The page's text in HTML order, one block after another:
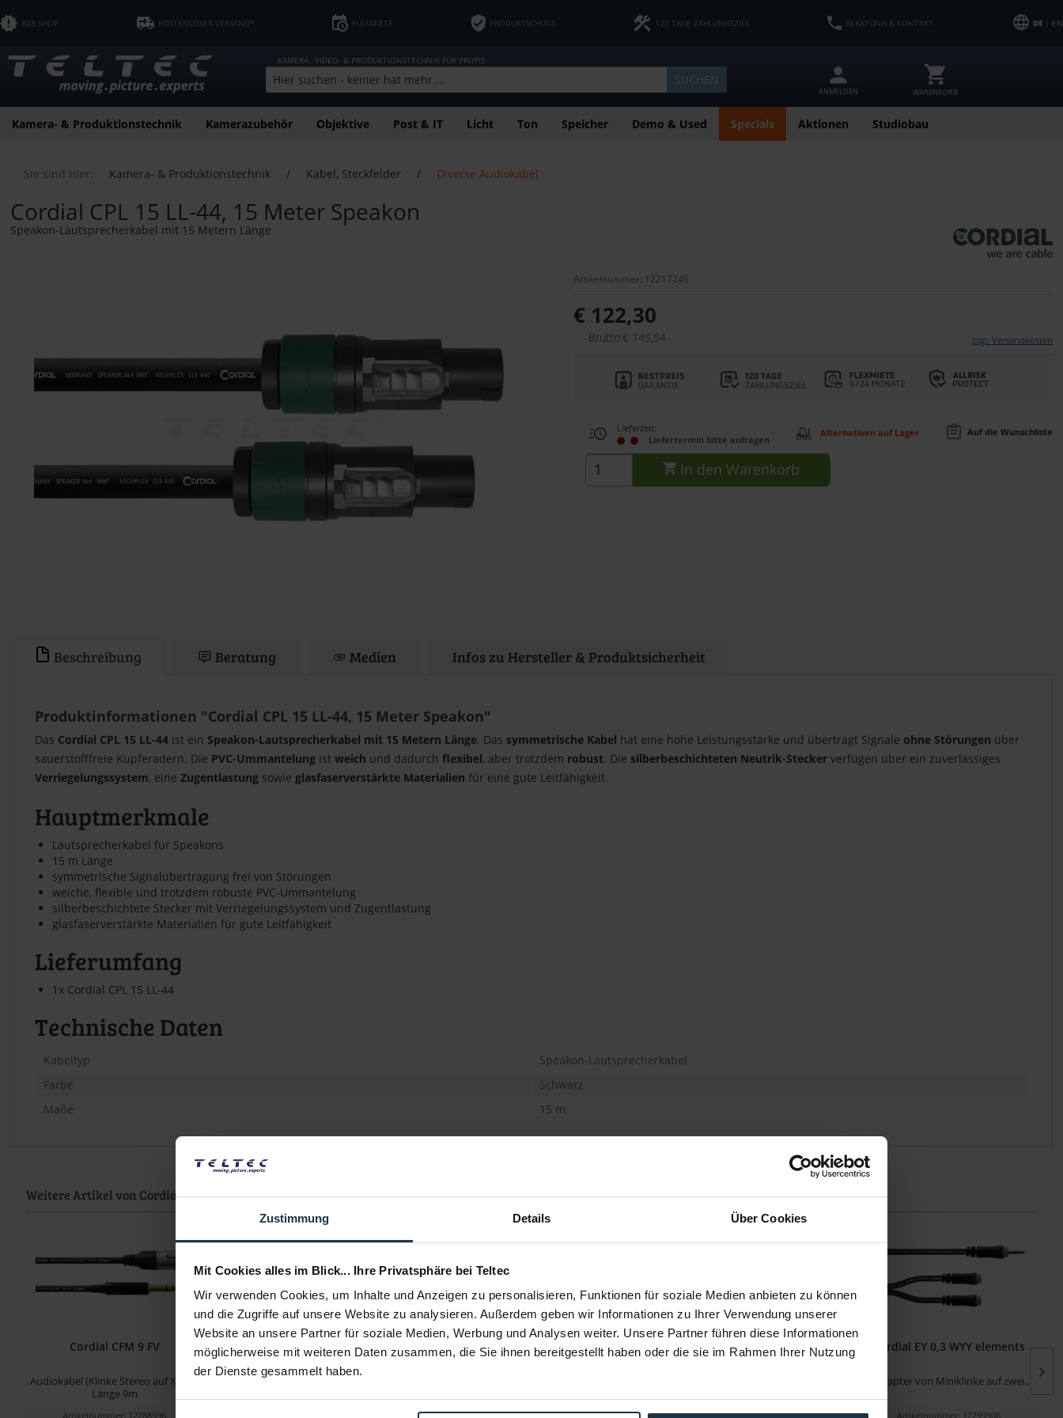
Zustimmung Details Über Cookies
Mit Cookies alles im Blick... Ihre Privatsphäre bei Teltec
Wir verwenden Cookies, um Inhalte und Anzeigen zu personalisieren, Funktionen für soziale Medien anbieten zu können
und die Zugriffe auf unsere Website zu analysieren. Außerdem geben wir Informationen zu Ihrer Verwendung unserer
Website an unsere Partner für soziale Medien, Werbung und Analysen weiter. Unsere Partner führen diese Informationen
möglicherweise mit weiteren Daten zusammen, die Sie ihnen bereitgestellt haben oder die sie im Rahmen Ihrer Nutzung
der Dienste gesammelt haben.
B2B SHOP KOSTENLOSER VERSAND* FLEXMIETE PRODUKTSCHUTZ 120 TAGE ZAHLUNGSZIEL BERATUNG & KONTAKT DE| EN
KAMERA-, VIDEO- & PRODUKTIONSTECHNIK FÜR PROFIS
SUCHEN
ANMELDEN WARENKORB
Kamera- & Produktionstechnik Kamerazubehör Objektive Post & IT Licht Ton Speicher Demo & Used Specials Aktionen Studiobau
Sie sind hier: Kamera- & Produktionstechnik / Kabel, Steckfelder / Diverse Audiokabel
Cordial CPL 15 LL-44, 15 Meter Speakon
Speakon-Lautsprecherkabel mit 15 Metern Länge
Artikelnummer: 12217246
€ 122,30
Brutto:€ 145,54 zzgl. Versandkosten
Lieferzeit:
Liefertermin bitte anfragen
Alternativen auf Lager Auf die Wunschliste
In den Warenkorb
Beschreibung Beratung Medien Infos zu Hersteller & Produktsicherheit
Produktinformationen "Cordial CPL 15 LL-44, 15 Meter Speakon"
Das Cordial CPL 15 LL-44 ist ein Speakon-Lautsprecherkabel mit 15 Metern Länge. Das symmetrische Kabel hat eine hohe Leistungsstärke und überträgt Signale ohne Störungen über
sauerstofffreie Kupferadern. Die PVC-Ummantelung ist weich und dadurch flexibel, aber trotzdem robust. Die silberbeschichteten Neutrik-Stecker verfügen über ein zuverlässiges
Verriegelungssystem, eine Zugentlastung sowie glasfaserverstärkte Materialien für eine gute Leitfähigkeit.
Hauptmerkmale
Lautsprecherkabel für Speakons
15 m Länge
symmetrische Signalübertragung frei von Störungen
weiche, flexible und trotzdem robuste PVC-Ummantelung
silberbeschichtete Stecker mit Verriegelungssystem und Zugentlastung
glasfaserverstärkte Materialien für gute Leitfähigkeit
Lieferumfang
1x Cordial CPL 15 LL-44
Technische Daten
Kabeltyp
Speakon-Lautsprecherkabel
Farbe
Schwarz
Maße
15 m
Weitere Artikel von Cordial ansehen
Cordial CFM 9 FV
Audiokabel (Klinke Stereo auf XLR f),
Länge 9m
Artikelnummer: 12288936
Cordial CFY 6 VPP
2x Monoklinke 6,3mm auf Klinke 6,3mm
Cordial CFY 6 WPP
Artikelnummer: 12291173
Cordial CPP 0,6 TT, 0,6m TT-
Artikelnummer: 12216228
Cordial EY 0,3 WYY elements
Y-Adapter von Miniklinke auf zwei...
Artikelnummer: 12299306